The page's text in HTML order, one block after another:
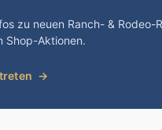
zu neuen Ranch- & Rodeo-
Shop-Aktionen.
→